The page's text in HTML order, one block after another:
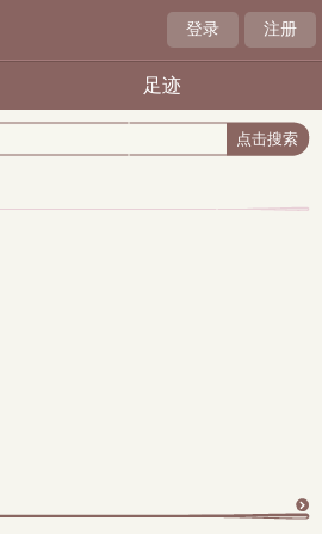
登录 注册
足迹